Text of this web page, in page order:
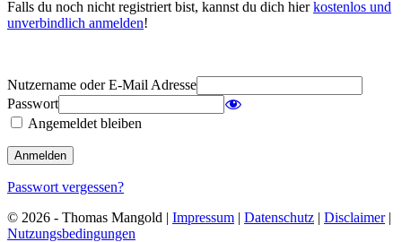
Falls du noch nicht registriert bist, kannst du dich hierkostenlos und
unverbindlich anmelden!
Nutzername oder E-Mail Adresse
Passwort
Angemeldet bleiben
Passwort vergessen?
© 2026 - Thomas Mangold | Impressum | Datenschutz | Disclaimer|
Nutzungsbedingungen